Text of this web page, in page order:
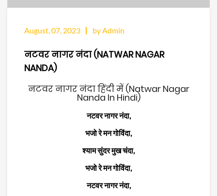
August, 07, 2023 by Admin
नटवर नागर नंदा (NATWAR NAGAR
NANDA)
नटवर नागर नंदा हिंदी में (Natwar Nagar
Nanda In Hindi)
नटवर नागर नंदा,
भजो रे मन गोविंदा,
श्याम सुंदर मुख चंदा,
भजो रे मन गोविंदा,
नटवर नागर नंदा,